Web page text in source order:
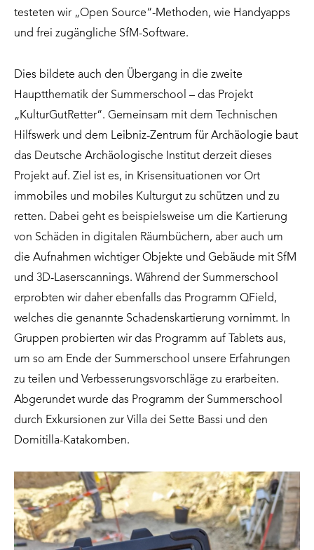
testeten wir „Open Source“-Methoden, wie Handyapps
und frei zugängliche SfM-Software.
Dies bildete auch den Übergang in die zweite
Hauptthematik der Summerschool – das Projekt
„KulturGutRetter“. Gemeinsam mit dem Technischen
Hilfswerk und dem Leibniz-Zentrum für Archäologie baut
das Deutsche Archäologische Institut derzeit dieses
Projekt auf. Ziel ist es, in Krisensituationen vor Ort
immobiles und mobiles Kulturgut zu schützen und zu
retten. Dabei geht es beispielsweise um die Kartierung
von Schäden in digitalen Räumbüchern, aber auch um
die Aufnahmen wichtiger Objekte und Gebäude mit SfM
und 3D-Laserscannings. Während der Summerschool
erprobten wir daher ebenfalls das Programm QField,
welches die genannte Schadenskartierung vornimmt. In
Gruppen probierten wir das Programm auf Tablets aus,
um so am Ende der Summerschool unsere Erfahrungen
zu teilen und Verbesserungsvorschläge zu erarbeiten.
Abgerundet wurde das Programm der Summerschool
durch Exkursionen zur Villa dei Sette Bassi und den
Domitilla-Katakomben.